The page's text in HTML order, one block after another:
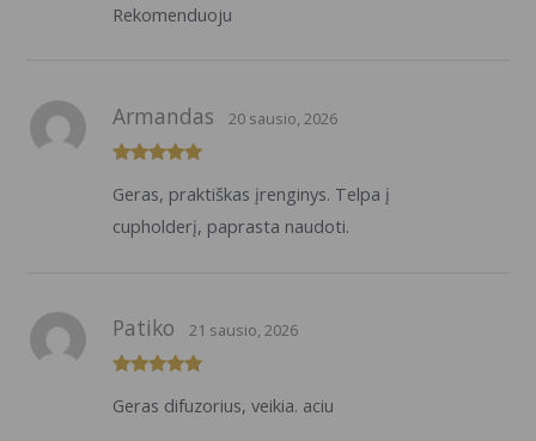
Rekomenduoju
5iš 5
Armandas 20 sausio, 2026
Geras, praktiškas įrenginys. Telpa į
cupholderį, paprasta naudoti.
5iš 5
Patiko 21 sausio, 2026
Geras difuzorius, veikia. aciu